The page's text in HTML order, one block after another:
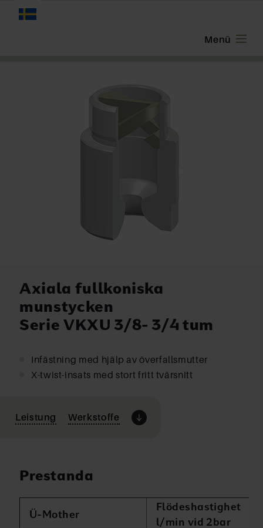
SVENSKA
Axiala fullkoniska
munstycken
Serie VKXU 3/8- 3/4 tum
Infästning med hjälp av överfallsmutter
X-twist-insats med stort fritt tvärsnitt
Leistung Werkstoffe
Prestanda
Ü-Mother
Flödeshastighet
l/min vid 2bar